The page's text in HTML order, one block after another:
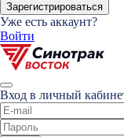
Зарегистрироваться
Уже есть аккаунт?
Войти
Вход в личный